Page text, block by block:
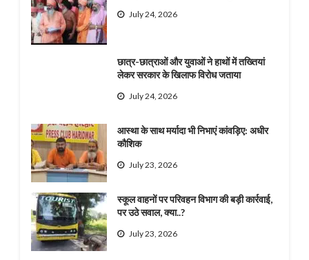
July 24, 2026
छात्र-छात्राओं और युवाओं ने हाथों में तख्तियां
लेकर सरकार के खिलाफ विरोध जताया
July 24, 2026
आस्था के साथ मर्यादा भी निभाएं कांवड़िए: अधीर
कौशिक
July 23, 2026
स्कूल वाहनों पर परिवहन विभाग की बड़ी कार्रवाई,
पर उठे सवाल, क्या..?
July 23, 2026